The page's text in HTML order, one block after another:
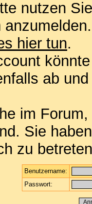
nutzen
hier tun.
ab
im
Sie
zu
Benutzername:
Passwort: